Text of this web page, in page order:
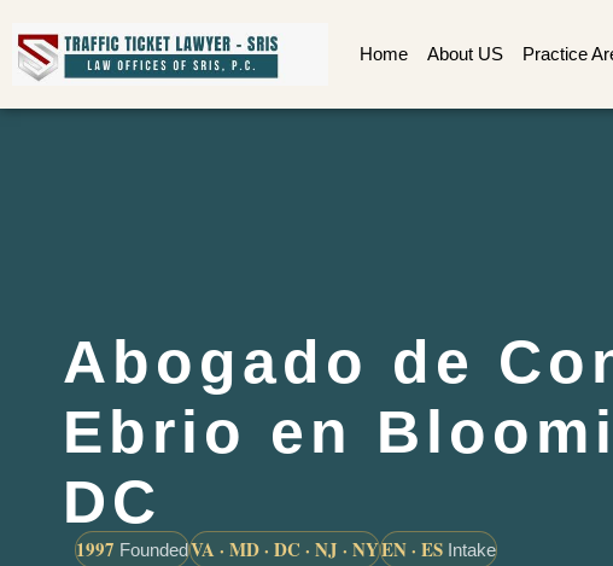
Home About US Practice
Abogado de
Ebrio en
DC
1997 FoundedVA · MD · DC · NJ · NYEN · ES Intake